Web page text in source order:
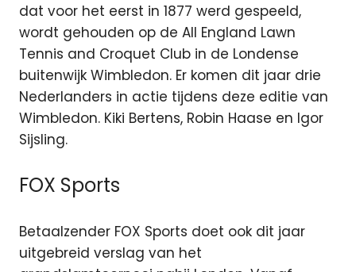
dat voor het eerst in 1877 werd gespeeld,
wordt gehouden op de All England Lawn
Tennis and Croquet Club in de Londense
buitenwijk Wimbledon. Er komen dit jaar drie
Nederlanders in actie tijdens deze editie van
Wimbledon. Kiki Bertens, Robin Haase en Igor
Sijsling.
FOX Sports
Betaalzender FOX Sports doet ook dit jaar
uitgebreid verslag van het